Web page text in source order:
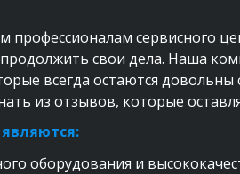
профессионалам сервисного
свои дела. Наша
всегда остаются
из отзывов, которые
оборудования и